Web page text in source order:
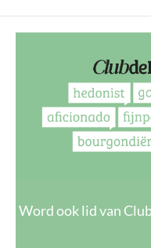
Word ook lid van